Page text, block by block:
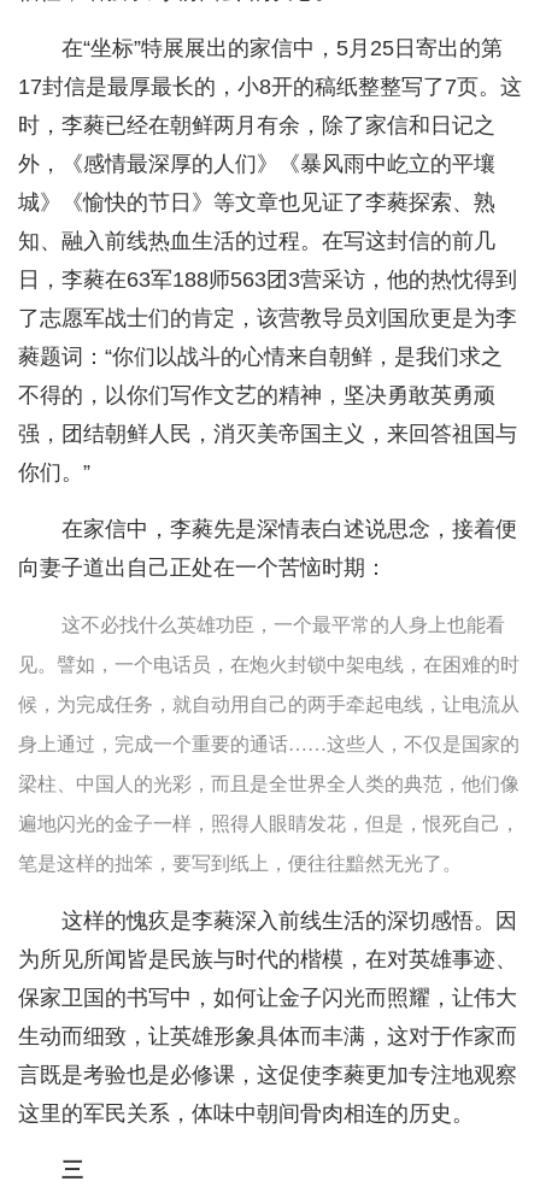
在“坐标”特展展出的家信中，5月25日寄出的第
17封信是最厚最长的，小8开的稿纸整整写了7页。这
时，李蕤已经在朝鲜两月有余，除了家信和日记之
外，《感情最深厚的人们》《暴风雨中屹立的平壤
城》《愉快的节日》等文章也见证了李蕤探索、熟
知、融入前线热血生活的过程。在写这封信的前几
日，李蕤在63军188师563团3营采访，他的热忱得到
了志愿军战士们的肯定，该营教导员刘国欣更是为李
蕤题词：“你们以战斗的心情来自朝鲜，是我们求之
不得的，以你们写作文艺的精神，坚决勇敢英勇顽
强，团结朝鲜人民，消灭美帝国主义，来回答祖国与
你们。”
在家信中，李蕤先是深情表白述说思念，接着便
向妻子道出自己正处在一个苦恼时期：
这不必找什么英雄功臣，一个最平常的人身上也能看
见。譬如，一个电话员，在炮火封锁中架电线，在困难的时
候，为完成任务，就自动用自己的两手牵起电线，让电流从
身上通过，完成一个重要的通话……这些人，不仅是国家的
梁柱、中国人的光彩，而且是全世界全人类的典范，他们像
遍地闪光的金子一样，照得人眼睛发花，但是，恨死自己，
笔是这样的拙笨，要写到纸上，便往往黯然无光了。
这样的愧疚是李蕤深入前线生活的深切感悟。因
为所见所闻皆是民族与时代的楷模，在对英雄事迹、
保家卫国的书写中，如何让金子闪光而照耀，让伟大
生动而细致，让英雄形象具体而丰满，这对于作家而
言既是考验也是必修课，这促使李蕤更加专注地观察
这里的军民关系，体味中朝间骨肉相连的历史。
三